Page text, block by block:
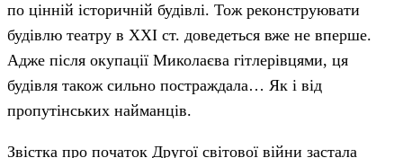
по цінній історичній будівлі. Тож реконструювати
будівлю театру в ХХІ ст. доведеться вже не вперше.
Адже після окупації Миколаєва гітлерівцями, ця
будівля також сильно постраждала… Як і від
пропутінських найманців.
Звістка про початок Другої світової війни застала